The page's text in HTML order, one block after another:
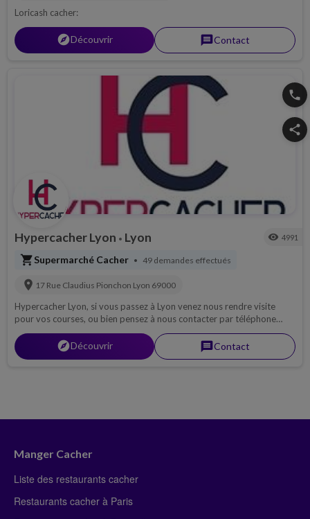
Loricash cacher:
explorerDécouvrir messageContact
phone
share
Hypercacher Lyon • Lyon visibility 4991
shopping_cartSupermarché Cacher • 49 demandes effectués
location_on 17 Rue Claudius Pionchon Lyon 69000
Hypercacher Lyon, si vous passez à Lyon venez nous rendre visite
pour vos courses, ou bien pensez à nous contacter par téléphone
pour découvrir notre magasin
explorerDécouvrir messageContact
Manger Cacher
Liste des restaurants cacher
Restaurants cacher à Paris